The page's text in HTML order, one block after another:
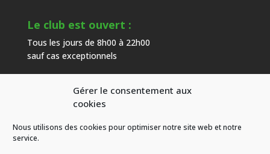
Gérer le consentement aux
cookies
Nous utilisons des cookies pour optimiser notre site web et notre
service.
Le club est ouvert :
Tous les jours de 8h00 à 22h00
sauf cas exceptionnels
Heures d’ouverture de l’accueil :
hors congés